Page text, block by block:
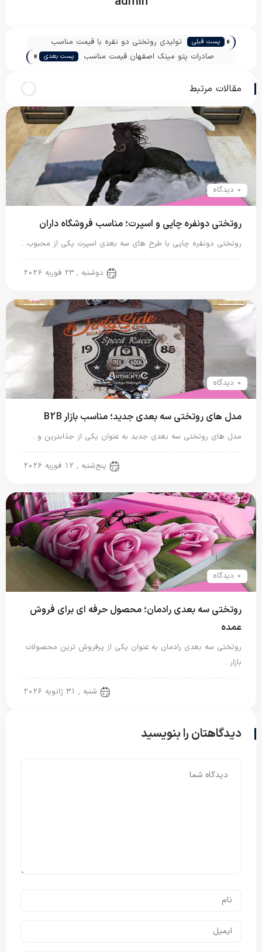
« پست قبلی
تولیدی روتختی دو نفره با قیمت مناسب
صادرات پتو مینک اصفهان قیمت مناسب
پست بعدی »
مقالات مرتبط
0 دیدگاه
روتختی دونفره چاپی و اسپرت؛ مناسب فروشگاه داران
روتختی دونفره چاپی با طرح های سه بعدی اسپرت یکی از محبوب…
دوشنبه , 23 فوریه 2026
0 دیدگاه
مدل های روتختی سه بعدی جدید؛ مناسب بازار B2B
مدل های روتختی سه بعدی جدید به عنوان یکی از جذابترین و…
پنج‌شنبه , 12 فوریه 2026
0 دیدگاه
روتختی سه بعدی رادمان؛ محصول حرفه ای برای فروش
عمده
روتختی سه بعدی رادمان به عنوان یکی از پرفروش ترین محصولات
بازار…
شنبه , 31 ژانویه 2026
دیدگاهتان را بنویسید